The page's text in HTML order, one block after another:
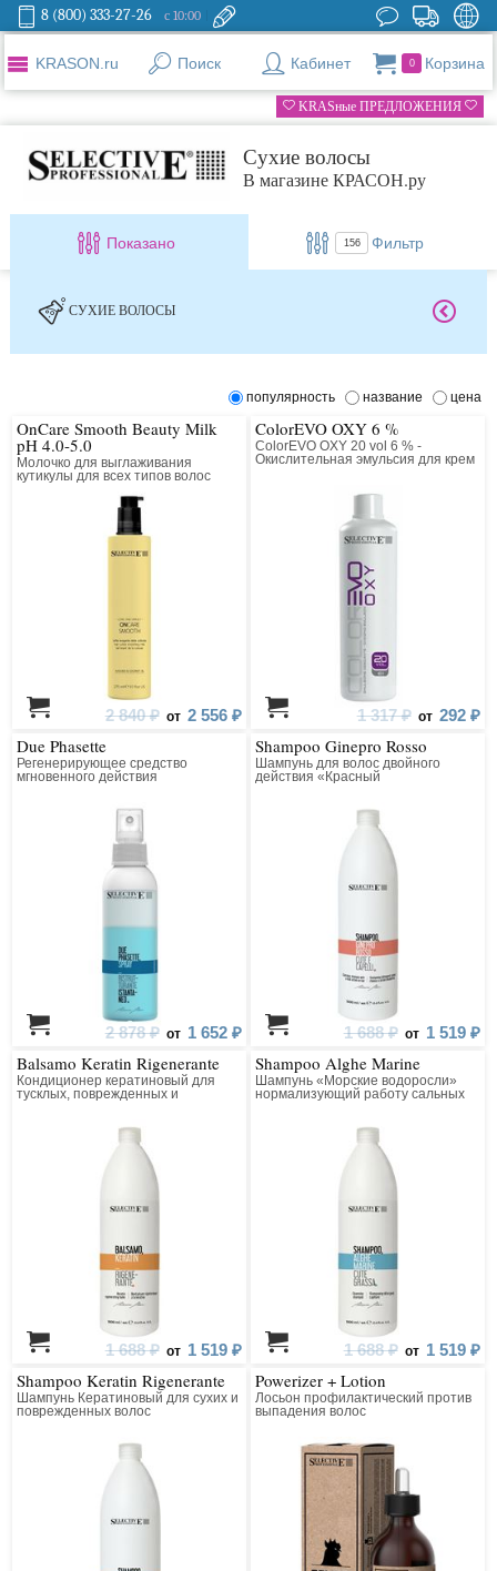
8 (800) 333-27-26 с 10:00
KRASON.ru Поиск Кабинет 0 Корзина
KRASные ПРЕДЛОЖЕНИЯ
Сухие волосы
В магазине КРАСОН.ру
Показано 156 Фильтр
СУХИЕ ВОЛОСЫ
популярность название цена
OnCare Smooth Beauty Milk
pH 4.0-5.0
Молочко для выглаживания
кутикулы для всех типов волос
2 840 ₽ от 2 556 ₽
ColorEVO OXY 6 %
ColorEVO OXY 20 vol 6 % -
Окислительная эмульсия для крем
1 317 ₽ от 292 ₽
Due Phasette
Регенерирующее средство
мгновенного действия
2 878 ₽ от 1 652 ₽
Shampoo Ginepro Rosso
Шампунь для волос двойного
действия «Красный
1 688 ₽ от 1 519 ₽
Balsamo Keratin Rigenerante
Кондиционер кератиновый для
тусклых, поврежденных и
1 688 ₽ от 1 519 ₽
Shampoo Alghe Marine
Шампунь «Морские водоросли»
нормализующий работу сальных
1 688 ₽ от 1 519 ₽
Shampoo Keratin Rigenerante
Шампунь Кератиновый для сухих и
поврежденных волос
Powerizer + Lotion
Лосьон профилактический против
выпадения волос